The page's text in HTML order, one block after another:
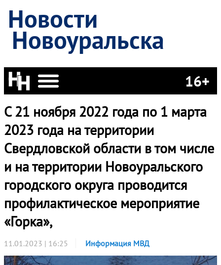
Новости
Новоуральска
16+
С 21 ноября 2022 года по 1 марта
2023 года на территории
Свердловской области в том числе
и на территории Новоуральского
городского округа проводится
профилактическое мероприятие
«Горка»,
11.01.2023 | 16:25 Информация МВД